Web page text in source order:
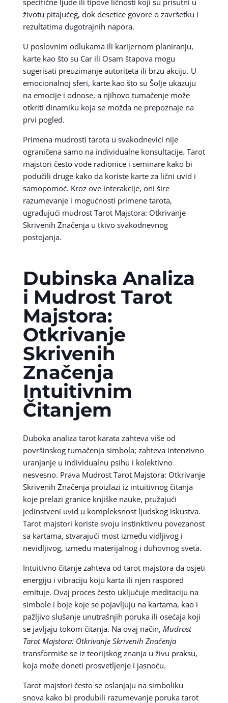
životu pitajućeg, dok desetice govore o završetku i
rezultatima dugotrajnih napora.
U poslovnim odlukama ili karijernom planiranju,
karte kao što su Car ili Osam štapova mogu
sugerisati preuzimanje autoriteta ili brzu akciju. U
emocionalnoj sferi, karte kao što su Šolje ukazuju
na emocije i odnose, a njihovo tumačenje može
otkriti dinamiku koja se možda ne prepoznaje na
prvi pogled.
Primena mudrosti tarota u svakodnevici nije
ograničena samo na individualne konsultacije. Tarot
majstori često vode radionice i seminare kako bi
podučili druge kako da koriste karte za lični uvid i
samopomoć. Kroz ove interakcije, oni šire
razumevanje i mogućnosti primene tarota,
ugrađujući mudrost Tarot Majstora: Otkrivanje
Skrivenih Značenja u tkivo svakodnevnog
postojanja.
Dubinska Analiza
i Mudrost Tarot
Majstora:
Otkrivanje
Skrivenih
Značenja
Intuitivnim
Čitanjem
Duboka analiza tarot karata zahteva više od
površinskog tumačenja simbola; zahteva intenzivno
uranjanje u individualnu psihu i kolektivno
nesvesno. Prava Mudrost Tarot Majstora: Otkrivanje
Skrivenih Značenja proizlazi iz intuitivnog čitanja
koje prelazi granice knjiške nauke, pružajući
jedinstveni uvid u kompleksnost ljudskog iskustva.
Tarot majstori koriste svoju instinktivnu povezanost
sa kartama, stvarajući most između vidljivog i
nevidljivog, između materijalnog i duhovnog sveta.
Intuitivno čitanje zahteva od tarot majstora da osjeti
energiju i vibraciju koju karta ili njen raspored
emituje. Ovaj proces često uključuje meditaciju na
simbole i boje koje se pojavljuju na kartama, kao i
pažljivo slušanje unutrašnjih poruka ili osećaja koji
se javljaju tokom čitanja. Na ovaj način, Mudrost
Tarot Majstora: Otkrivanje Skrivenih Značenja
transformiše se iz teorijskog znanja u živu praksu,
koja može doneti prosvetljenje i jasnoću.
Tarot majstori često se oslanjaju na simboliku
snova kako bi produbili razumevanje poruka tarot